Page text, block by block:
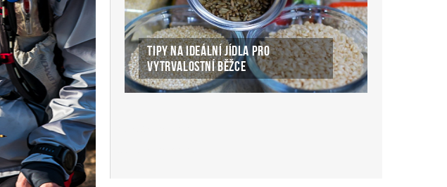
TIPY NA IDEÁLNÍ JÍDLA PRO
VYTRVALOSTNÍ BĚŽCE